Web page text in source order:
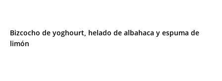
Bizcocho de yoghourt, helado de albahaca y espuma de
limón